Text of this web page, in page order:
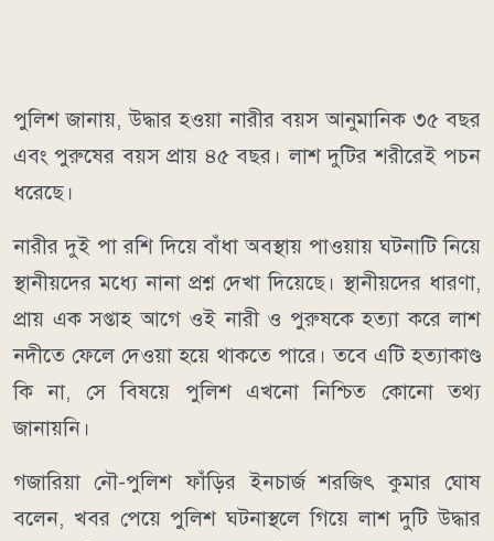
পুলিশ জানায়, উদ্ধার হওয়া নারীর বয়স আনুমানিক ৩৫ বছর
এবং পুরুষের বয়স প্রায় ৪৫ বছর। লাশ দুটির শরীরেই পচন
ধরেছে।
নারীর দুই পা রশি দিয়ে বাঁধা অবস্থায় পাওয়ায় ঘটনাটি নিয়ে
স্থানীয়দের মধ্যে নানা প্রশ্ন দেখা দিয়েছে। স্থানীয়দের ধারণা,
প্রায় এক সপ্তাহ আগে ওই নারী ও পুরুষকে হত্যা করে লাশ
নদীতে ফেলে দেওয়া হয়ে থাকতে পারে। তবে এটি হত্যাকাণ্ড
কি না, সে বিষয়ে পুলিশ এখনো নিশ্চিত কোনো তথ্য
জানায়নি।
গজারিয়া নৌ-পুলিশ ফাঁড়ির ইনচার্জ শরজিৎ কুমার ঘোষ
বলেন, খবর পেয়ে পুলিশ ঘটনাস্থলে গিয়ে লাশ দুটি উদ্ধার